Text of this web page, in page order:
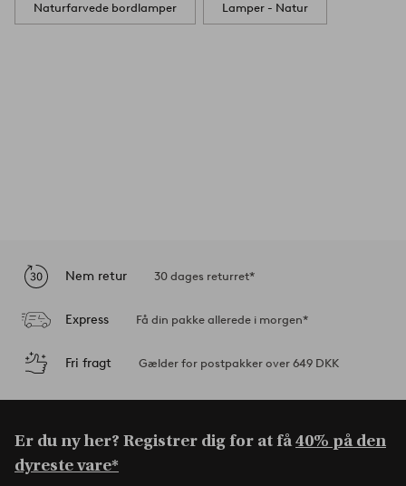
Naturfarvede bordlamper Lamper - Natur
Nem retur 30 dages returret*
Express Få din pakke allerede i morgen*
Fri fragt Gælder for postpakker over 649 DKK
Er du ny her? Registrer dig for at få40% på den
dyreste vare*